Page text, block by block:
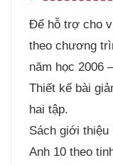
Để hỗ trợ cho
theo chương
năm học 2006
Thiết kế bài
hai tập.
Sách giới thiệu
Anh 10 theo